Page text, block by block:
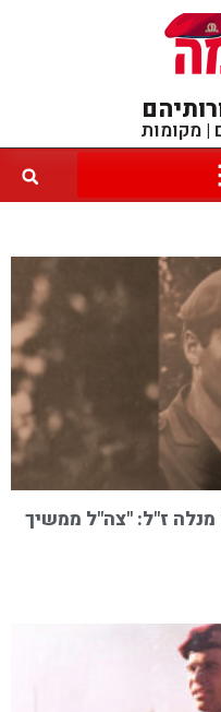
| מקומות
מנלה ז"ל: "צה"ל ממשיך